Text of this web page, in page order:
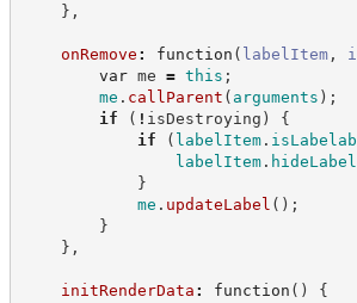
} ,
onRemove : function ( labelItem,
var me = this ;
me . callParent ( arguments ) ;
if
( ! isDestroying )
{
if
( labelItem.
labelItem. hideLabel
}
me . updateLabel ( ) ;
}
} ,
initRenderData : function ( )
{